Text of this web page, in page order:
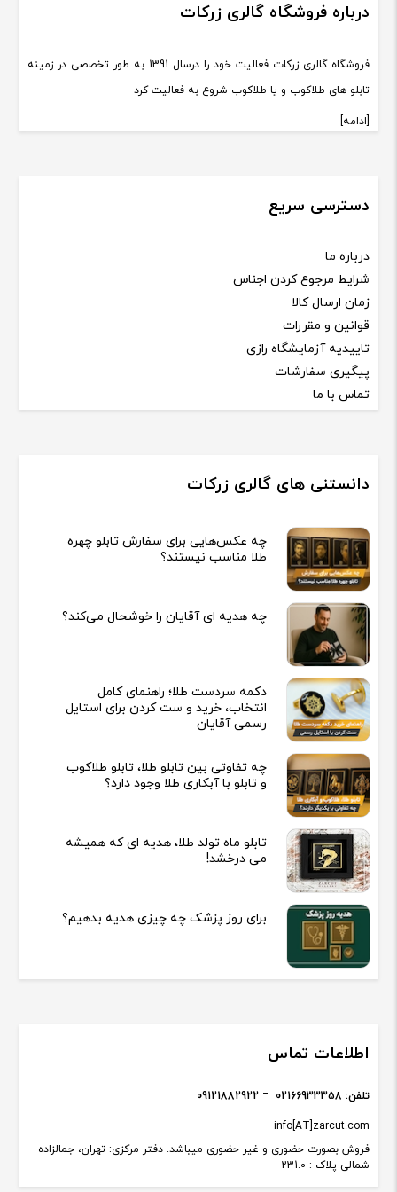
درباره فروشگاه گالری زرکات
فروشگاه گالری زرکات فعالیت خود را درسال 1391 به طور تخصصی در زمینه
تابلو های طلاکوب و یا طلاکوب شروع به فعالیت کرد
[ادامه]
دسترسی سریع
درباره ما
شرایط مرجوع کردن اجناس
زمان ارسال کالا
قوانین و مقررات
تاییدیه آزمایشگاه رازی
پیگیری سفارشات
تماس با ما
دانستنی های گالری زرکات
چه عکس‌هایی برای سفارش تابلو چهره
طلا مناسب نیستند؟
چه هدیه‌ ای آقایان را خوشحال می‌کند؟
دکمه سردست طلا؛ راهنمای کامل
انتخاب، خرید و ست کردن برای استایل
رسمی آقایان
چه تفاوتی بین تابلو طلا، تابلو طلاکوب
و تابلو با آبکاری طلا وجود دارد؟
تابلو ماه تولد طلا، هدیه ای که همیشه
می درخشد!
برای روز پزشک چه چیزی هدیه بدهیم؟
اطلاعات تماس
فروش بصورت حضوری و غیر حضوری میباشد. دفتر مرکزی: تهران، جمالزاده
شمالی پلاک : 231.0
info[AT]zarcut.com
تلفن: 02166933358
09121882922